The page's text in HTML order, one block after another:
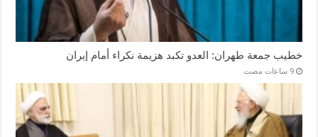
خطيب جمعة طهران: العدو تكبد هزيمة نكراء أمام إيران
‏9 ساعات مضت